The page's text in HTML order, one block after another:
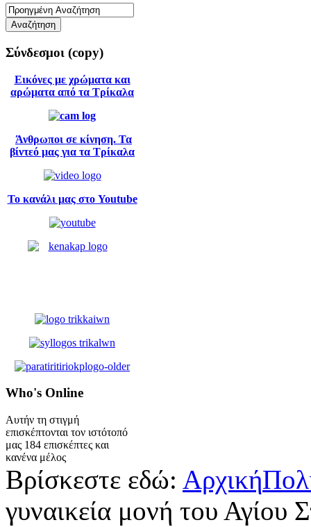
Σύνδεσμοι (copy)
Εικόνες με χρώματα και
αρώματα από τα Τρίκαλα
Άνθρωποι σε κίνηση. Τα
βίντεό μας για τα Τρίκαλα
Το κανάλι μας στο Youtube
Who's Online
Αυτήν τη στιγμή
επισκέπτονται τον ιστότοπό
μας 184 επισκέπτες και
κανένα μέλος
Βρίσκεστε εδώ: Αρχική
γυναικεία μονή του Αγίου